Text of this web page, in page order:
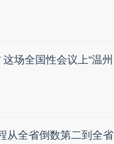
场全国性会议上“温州
从全省倒数第二到全省